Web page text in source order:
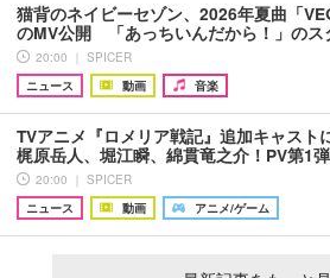
猫背のネイビーセゾン、2026年夏曲「
のMV公開 「あっちいんだから！」の
20:00 ｜ SPICER
ニュース
動画 音楽
TVアニメ『ロメリア戦記』追加キャスト
梶原岳人、堀江瞬、綿貫竜之介！PV第1
20:00 ｜ SPICER
ニュース
動画 アニメ/ゲーム